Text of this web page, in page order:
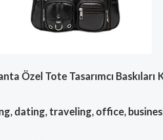
Özel Tote Tasarımcı Baskıları
dating, traveling, office,